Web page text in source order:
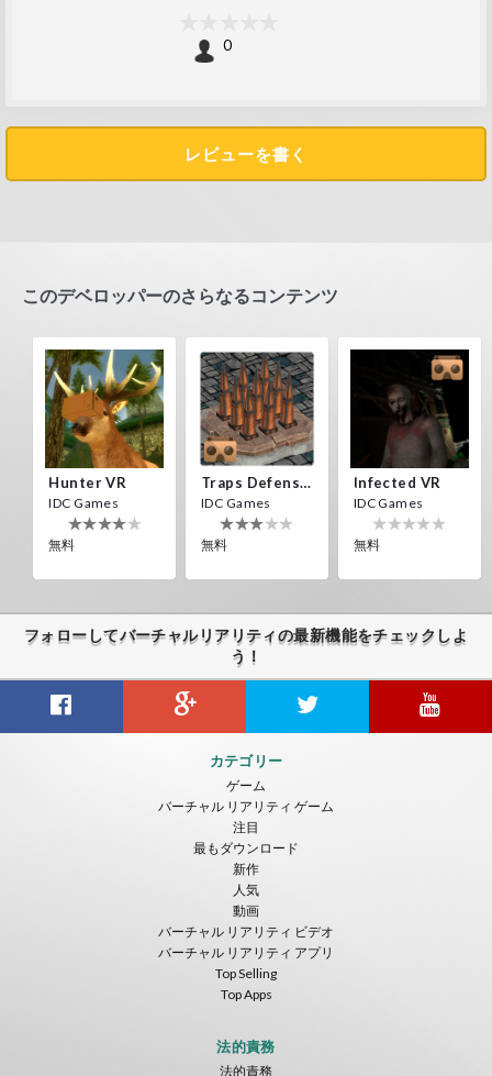
0
レビューを書く
このデベロッパーのさらなるコンテンツ
Hunter VR
IDC Games
無料
Traps Defense VR
IDC Games
無料
Infected VR
IDC Games
無料
Cowboy VR
IDC Games
無料
IDC Games
フォローしてバーチャルリアリティの最新機能をチェックしよ
う！
カテゴリー
ゲーム
バーチャル リアリティ ゲーム
注目
最もダウンロード
新作
人気
動画
バーチャル リアリティ ビデオ
バーチャル リアリティ アプリ
Top Selling
Top Apps
法的責務
法的責務